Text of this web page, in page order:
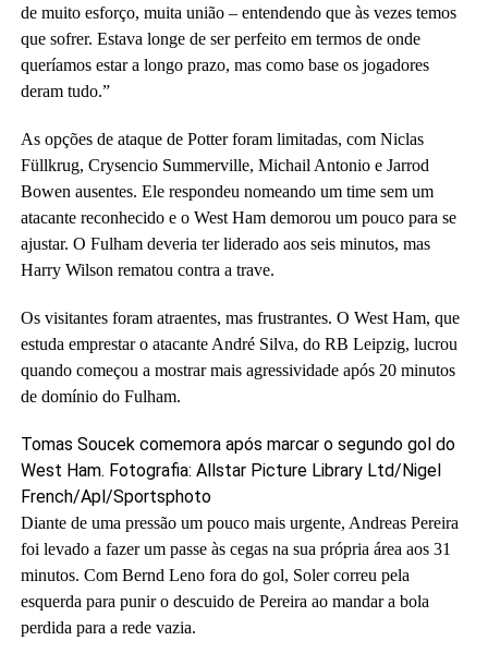
de muito esforço, muita união – entendendo que às vezes temos
que sofrer. Estava longe de ser perfeito em termos de onde
queríamos estar a longo prazo, mas como base os jogadores
deram tudo.”
As opções de ataque de Potter foram limitadas, com Niclas
Füllkrug, Crysencio Summerville, Michail Antonio e Jarrod
Bowen ausentes. Ele respondeu nomeando um time sem um
atacante reconhecido e o West Ham demorou um pouco para se
ajustar. O Fulham deveria ter liderado aos seis minutos, mas
Harry Wilson rematou contra a trave.
Os visitantes foram atraentes, mas frustrantes. O West Ham, que
estuda emprestar o atacante André Silva, do RB Leipzig, lucrou
quando começou a mostrar mais agressividade após 20 minutos
de domínio do Fulham.
Tomas Soucek comemora após marcar o segundo gol do
West Ham. Fotografia: Allstar Picture Library Ltd/Nigel
French/Apl/Sportsphoto
Diante de uma pressão um pouco mais urgente, Andreas Pereira
foi levado a fazer um passe às cegas na sua própria área aos 31
minutos. Com Bernd Leno fora do gol, Soler correu pela
esquerda para punir o descuido de Pereira ao mandar a bola
perdida para a rede vazia.